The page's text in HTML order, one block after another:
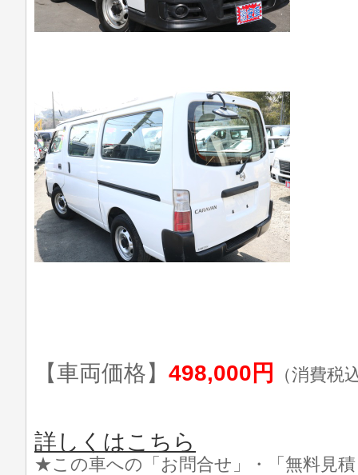
【車両価格】 498,000円 （消費税
詳しくはこちら
★この車への「お問合せ」・「無料見